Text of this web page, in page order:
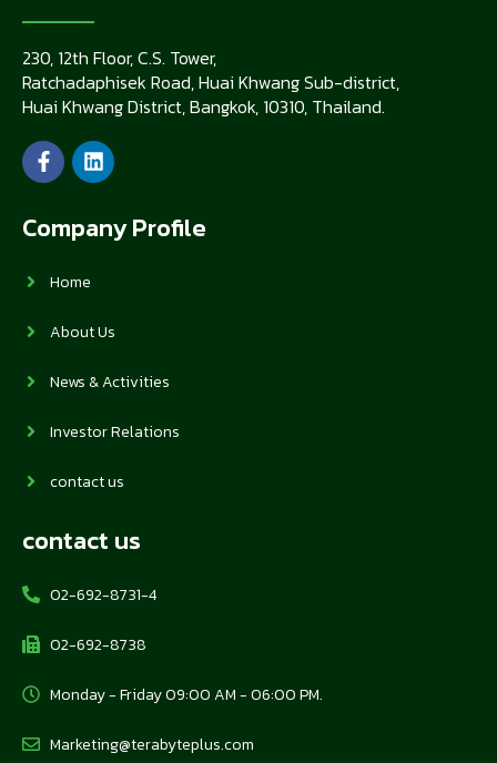
230, 12th Floor, C.S. Tower,
Ratchadaphisek Road, Huai Khwang Sub-district,
Huai Khwang District, Bangkok, 10310, Thailand.
Company Profile
Home
About Us
News & Activities
Investor Relations
contact us
contact us
02-692-8731-4
02-692-8738
Monday - Friday 09:00 AM - 06:00 PM.
Marketing@terabyteplus.com